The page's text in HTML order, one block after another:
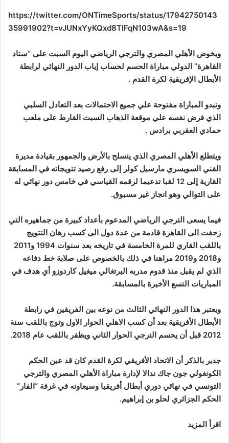
https://twitter.com/ONTimeSports/status/17942750143
35991902?t=vJUNxYyKQxd8TIFqN103wA&s=19
ويخوض الأهلي المصري والترجي الرياضي اليوم السبت على “ستاد
القاهرة” الدولي مباراة الحسم لحساب إياب الدور النهائي لرابطة
الأبطال الإفريقية لكرة القدم .
وتبدو المباراة مفتوحة علي جميع الاحتمالات بعد التعادل السلبي
الذي فرض نفسه علي موقعة الذهاب السبت الفارط على ملعب
حمادي العقربي برادس .
ويتطلع الأهلي المصري الذي يتسلح بالأرض والجمهور بقيادة مديرة
الفني السويسري مارسيل كولر إلى رفع رصيد تتويجاته في المسابقة
القارية إلى 12 لقبا تدعيما لرقمه القياسي في خامس دور نهائي له
على التوالي وهو انجاز غير مسبوق.
فيما يسعى الترجي الرياضي المدعوم بأعداد كبيرة من جماهيره التي
زحفت الى القاهرة قادمة من عدة دول الى كسب رهان التتويج
باللقب القاري للمرة الخامسة في تاريخه بعد سنوات 1994 و2011
و2018 و2019 مراهنا في ذلك بالخصوص على صلابة خط دفاعه
الذي لم يقبل منذ قدوم مدربه البرتغالي ميغيل كاردوزو أي هدف في
المباريات التسع الأخيرة بالمسابقة.
ويعتبر هذا الدور النهائي الثالث من نوعه بين الفريقين في رابطة
الأبطال الأفريقية بعد أن كسب الاهلي الحوار الاول وتوج باللقب سنة
2012 قبل أن يحسم الترجي الحوار الثاني ويظفر باللقب عام 2018.
جدير بالذكر أن الاتحاد الأفريقي لكرة القدم كان قد عين الحكم
الكونغولي جون جاك ندالا لإدارة مباراة الأهلي المصري والترجي
التونسي في نهائي دوري أبطال أفريقيا وسيعاونه في غرفة “الفار”
الحكم الجزائري لحلو بن إبراهيم.
اقرأ المزيد